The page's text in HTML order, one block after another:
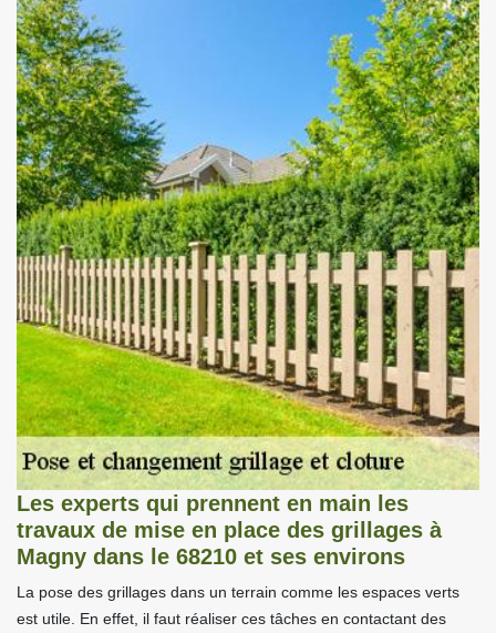
Les experts qui prennent en main les
travaux de mise en place des grillages à
Magny dans le 68210 et ses environs
La pose des grillages dans un terrain comme les espaces verts
est utile. En effet, il faut réaliser ces tâches en contactant des